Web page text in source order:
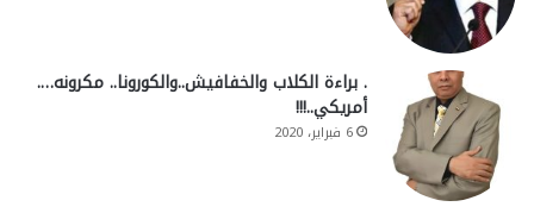
. براءة الكلاب والخفافيش..والكورونا.. مكرونه….
أمريكي..!!!
6 فبراير، 2020